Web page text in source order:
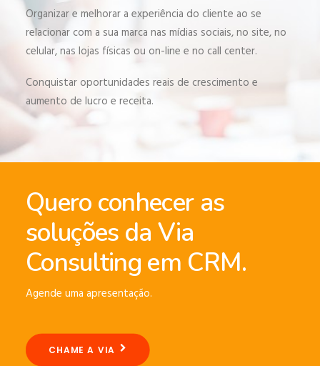
Organizar e melhorar a experiência do cliente ao se
relacionar com a sua marca nas mídias sociais, no site, no
celular, nas lojas físicas ou on-line e no call center.
Conquistar oportunidades reais de crescimento e
aumento de lucro e receita.
Quero conhecer as
soluções da Via
Consulting em CRM.
Agende uma apresentação.
CHAME A VIA